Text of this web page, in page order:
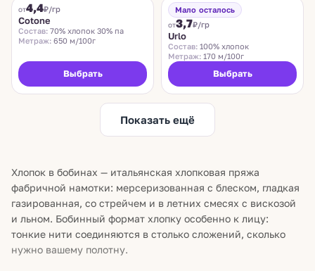
Хит
от4,4₽/гр
Cotone
Состав: 70% хлопок 30% па
Метраж: 650 м/100г
Выбрать
Хит
Мало осталось
от3,7₽/гр
Urlo
Состав: 100% хлопок
Метраж: 170 м/100г
Выбрать
Показать ещё
Хлопок в бобинах — итальянская хлопковая пряжа
фабричной намотки: мерсеризованная с блеском, гладкая
газированная, со стрейчем и в летних смесях с вискозой
и льном. Бобинный формат хлопку особенно к лицу:
тонкие нити соединяются в столько сложений, сколько
нужно вашему полотну.